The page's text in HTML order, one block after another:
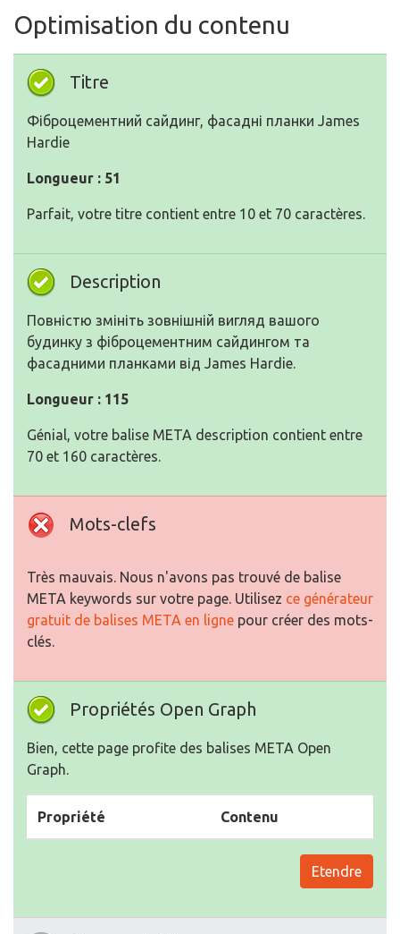
Optimisation du contenu
Titre
Фіброцементний сайдинг, фасадні планки James
Hardie
Longueur : 51
Parfait, votre titre contient entre 10 et 70 caractères.
Description
Повністю змініть зовнішній вигляд вашого
будинку з фіброцементним сайдингом та
фасадними планками від James Hardie.
Longueur : 115
Génial, votre balise META description contient entre
70 et 160 caractères.
Mots-clefs
Très mauvais. Nous n'avons pas trouvé de balise
META keywords sur votre page. Utilisez ce générateur
gratuit de balises META en ligne pour créer des mots-
clés.
Propriétés Open Graph
Bien, cette page profite des balises META Open
Graph.
Propriété Contenu
Etendre